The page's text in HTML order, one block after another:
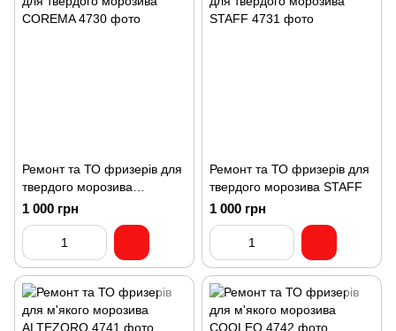
Ремонт та ТО фризерів для
твердого морозива
COREMA
1 000 грн
Ремонт та ТО фризерів для
твердого морозива STAFF
1 000 грн